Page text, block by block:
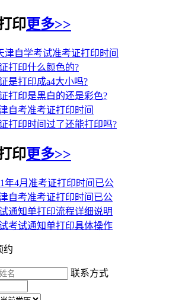
印更多>>
津自学考试准考证打印时间
打印什么颜色的?
是打印成a4大小吗?
打印是黑白的还是彩色?
自考准考证打印时间
打印时间过了还能打印吗?
印更多>>
年4月准考证打印时间已公
自考准考证打印时间已公
通知单打印流程详细说明
考试通知单打印具体操作
约
联系方式